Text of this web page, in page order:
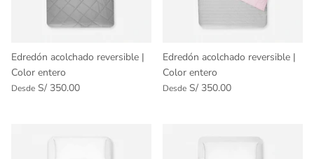
Edredón acolchado reversible |
Color entero
Desde S/ 350.00
Edredón acolchado reversible |
Color entero
Desde S/ 350.00